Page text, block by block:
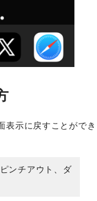
表示に戻すことがで
ンチアウト、ダ